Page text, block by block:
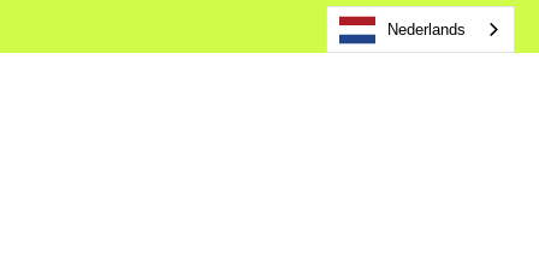
Nederlands